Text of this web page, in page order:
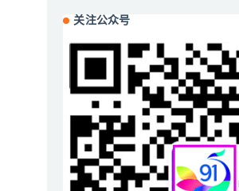
关注公众号